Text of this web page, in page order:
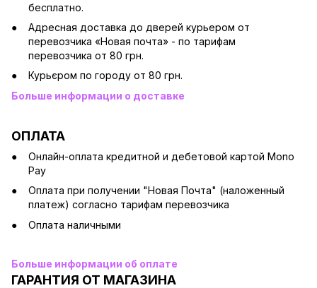
бесплатно.
Адресная доставка до дверей курьером от
перевозчика «Новая почта» - по тарифам
перевозчика от 80 грн.
Курьєром по городу от 80 грн.
Больше информации о доставке
ОПЛАТА
Онлайн-оплата кредитной и дебетовой картой Mono
Pay
Оплата при получении "Новая Почта" (наложенный
платеж) согласно тарифам перевозчика
Оплата наличными
Больше информации об оплате
ГАРАНТИЯ ОТ МАГАЗИНА